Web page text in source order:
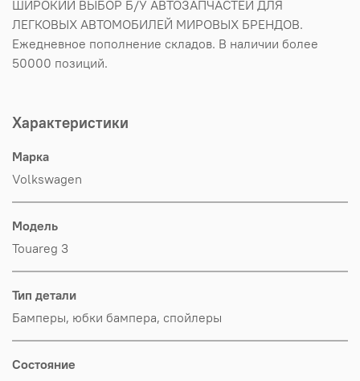
ШИРОКИЙ ВЫБОР Б/У АВТОЗАПЧАСТЕЙ ДЛЯ
ЛЕГКОВЫХ АВТОМОБИЛЕЙ МИРОВЫХ БРЕНДОВ.
Ежедневное пополнение складов. В наличии более
50000 позиций.
Характеристики
Марка
Volkswagen
Модель
Touareg 3
Тип детали
Бамперы, юбки бампера, спойлеры
Состояние